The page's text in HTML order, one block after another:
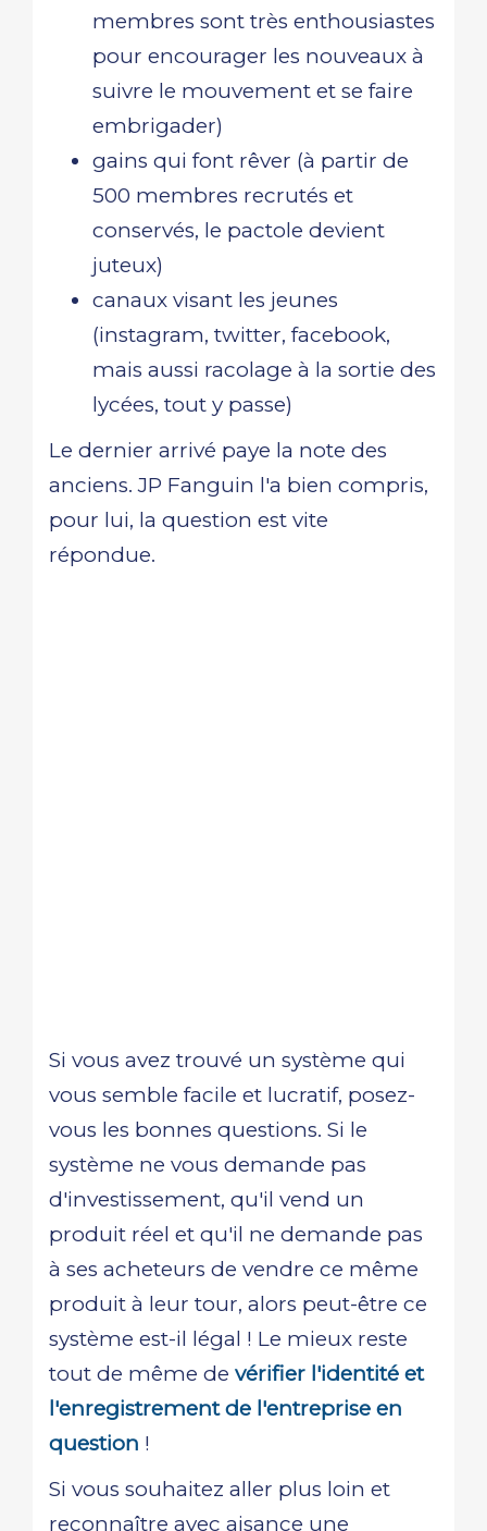
membres sont très enthousiastes
pour encourager les nouveaux à
suivre le mouvement et se faire
embrigader)
gains qui font rêver (à partir de
500 membres recrutés et
conservés, le pactole devient
juteux)
canaux visant les jeunes
(instagram, twitter, facebook,
mais aussi racolage à la sortie des
lycées, tout y passe)
Le dernier arrivé paye la note des
anciens. JP Fanguin l'a bien compris,
pour lui, la question est vite
répondue.
Si vous avez trouvé un système qui
vous semble facile et lucratif, posez-
vous les bonnes questions. Si le
système ne vous demande pas
d'investissement, qu'il vend un
produit réel et qu'il ne demande pas
à ses acheteurs de vendre ce même
produit à leur tour, alors peut-être ce
système est-il légal ! Le mieux reste
tout de même de vérifier l'identité et
l'enregistrement de l'entreprise en
question !
Si vous souhaitez aller plus loin et
reconnaître avec aisance une